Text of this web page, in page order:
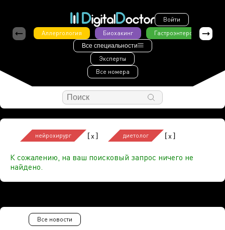
Войти
Аллергология
Биохакинг Гастроэнтерология
Все специальности
Эксперты
Все номера
нейрохирург [x] диетолог [x]
К сожалению, на ваш поисковый запрос ничего не
найдено.
Все новости